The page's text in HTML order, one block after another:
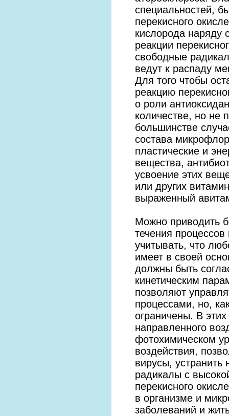
специальностей,
перекисного
кислорода наряду
реакции
свободные
ведут к распаду
Для того чтобы
реакцию
о роли
количестве, но не
большинстве
состава
пластические и
вещества,
усвоение этих
или других
выраженный
Можно приводить
течения
учитывать, что
имеет в своей
должны быть
кинетическим
позволяют
процессами, но,
ограничены. В
направленного
фотохимическом
воздействия,
вирусы,
радикалы с
перекисного
в организме и
заболеваний и